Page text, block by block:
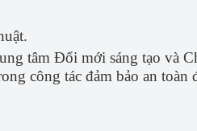
tâm Đổi mới sáng tạo và
công tác đảm bảo an toàn